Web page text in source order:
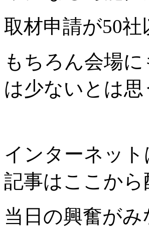
取材申請が50
もちろん会場
は少ないとは思
インターネッ
記事はここか
当日の興奮が